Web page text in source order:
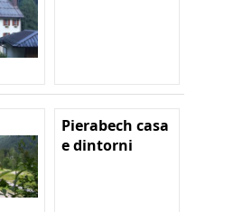
Pierabech casa
e dintorni